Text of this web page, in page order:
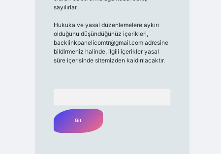
sayılırlar.
Hukuka ve yasal düzenlemelere aykırı
olduğunu düşündüğünüz içerikleri,
backlinkpanelicomtr@gmail.comadresine
bildirmeniz halinde, ilgili içerikler yasal
süre içerisinde sitemizden kaldırılacaktır.